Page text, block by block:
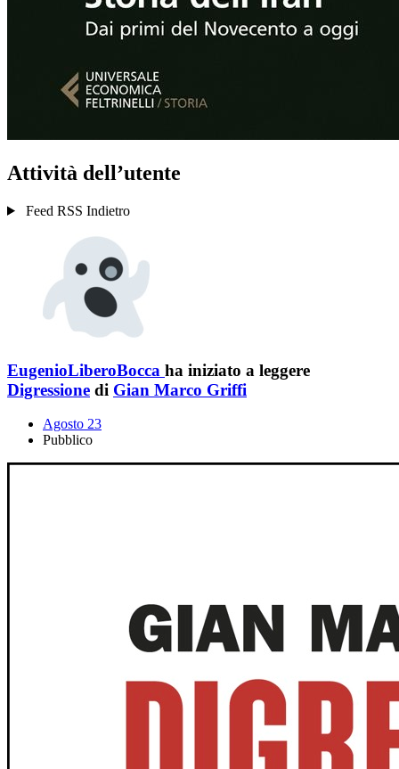
Attività dell’utente
Feed RSS Indietro
EugenioLiberoBocca ha iniziato a leggere
Digressione di Gian Marco Griffi
Agosto 23
Pubblico